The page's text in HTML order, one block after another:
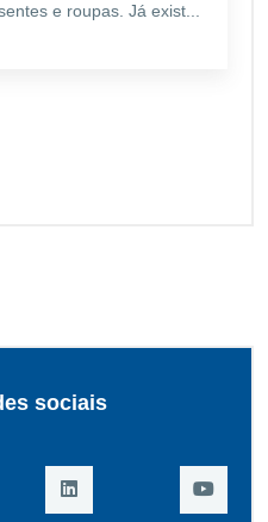
e roupas. Já exist...
sociais